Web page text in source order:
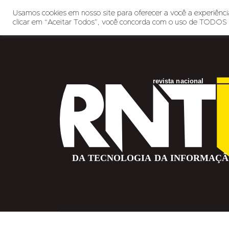
Usamos cookies em nosso site para oferecer a você a
clicar em “Aceitar Todos”, você concorda com o uso de